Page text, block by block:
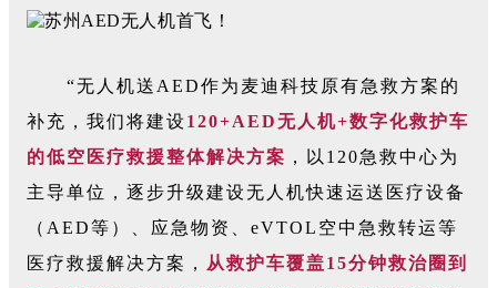
“无人机送AED作为麦迪科技原有急救方案的
补充，我们将建设120+AED无人机+数字化救护车
的低空医疗救援整体解决方案 ，以120急救中心为
主导单位，逐步升级建设无人机快速运送医疗设备
（AED等）、应急物资、eVTOL空中急救转运等
医疗救援解决方案， 从救护车覆盖15分钟救治圈到